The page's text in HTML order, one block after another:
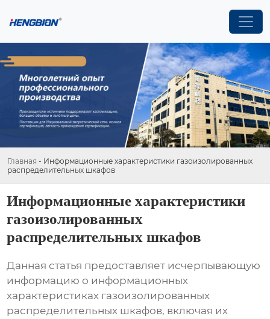
Главная - Информационные характеристики газоизолированных
распределительных шкафов
Информационные характеристики
газоизолированных
распределительных шкафов
Данная статья предоставляет исчерпывающую
информацию о информационных
характеристиках газоизолированных
распределительных шкафов, включая их